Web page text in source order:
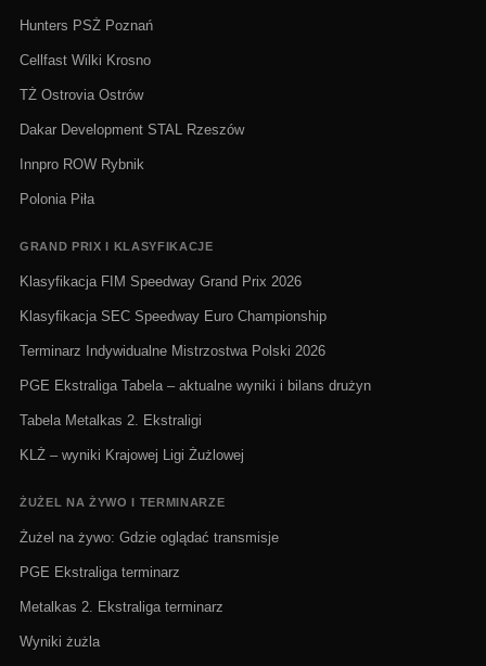
Hunters PSŻ Poznań
Cellfast Wilki Krosno
TŻ Ostrovia Ostrów
Dakar Development STAL Rzeszów
Innpro ROW Rybnik
Polonia Piła
GRAND PRIX I KLASYFIKACJE
Klasyfikacja FIM Speedway Grand Prix 2026
Klasyfikacja SEC Speedway Euro Championship
Terminarz Indywidualne Mistrzostwa Polski 2026
PGE Ekstraliga Tabela – aktualne wyniki i bilans drużyn
Tabela Metalkas 2. Ekstraligi
KLŻ – wyniki Krajowej Ligi Żużlowej
ŻUŻEL NA ŻYWO I TERMINARZE
Żużel na żywo: Gdzie oglądać transmisje
PGE Ekstraliga terminarz
Metalkas 2. Ekstraliga terminarz
Wyniki żużla